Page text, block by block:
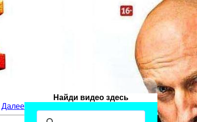
Далее
Найди видео здесь